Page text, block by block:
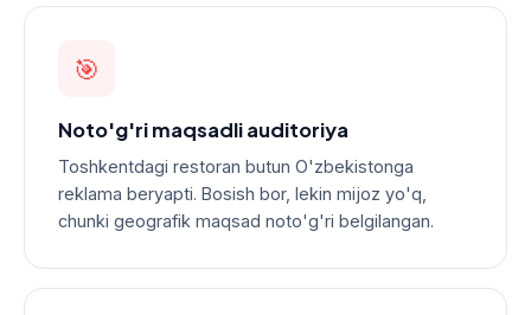
🎯
Noto'g'ri maqsadli auditoriya
Toshkentdagi restoran butun O'zbekistonga
reklama beryapti. Bosish bor, lekin mijoz yo'q,
chunki geografik maqsad noto'g'ri belgilangan.